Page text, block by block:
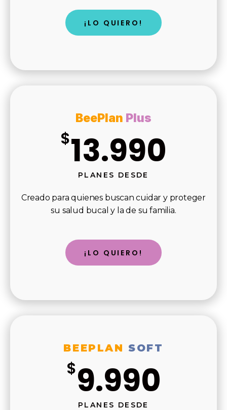
¡LO QUIERO!
BeePlan Plus
$13.990
PLANES DESDE
Creado para quienes buscan cuidar y proteger
su salud bucal y la de su familia.
¡LO QUIERO!
BEEPLAN SOFT
$9.990
PLANES DESDE